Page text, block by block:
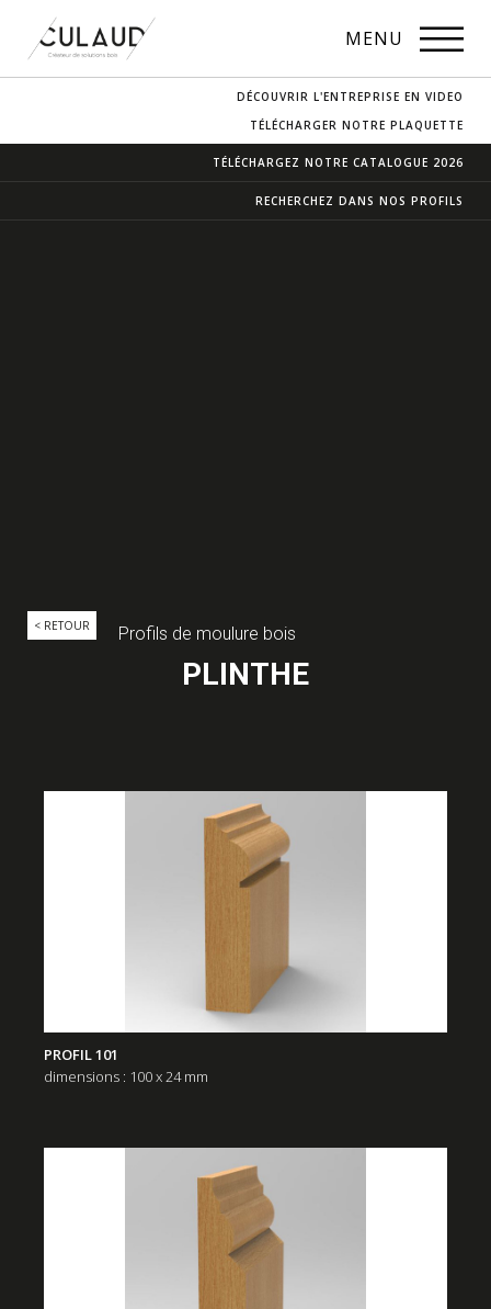
MENU
CONTACT & ACCÈS
DÉCOUVRIR L'ENTREPRISE EN VIDEO
TÉLÉCHARGER NOTRE PLAQUETTE
TÉLÉCHARGEZ NOTRE CATALOGUE 2026
RECHERCHEZ DANS NOS PROFILS
< RETOUR Profils de moulure bois
PLINTHE
PROFIL 101
dimensions : 100 x 24 mm